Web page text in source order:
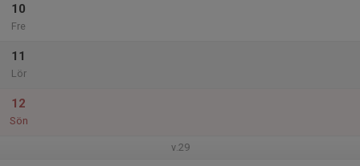
10
Fre
11
Lör
12
Sön
v.29